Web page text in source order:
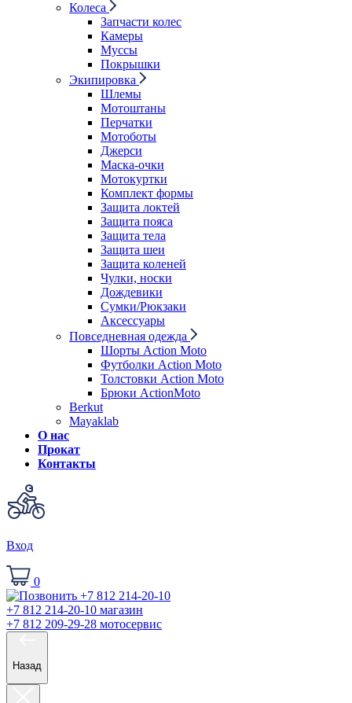
Колеса
Запчасти колес
Камеры
Муссы
Покрышки
Экипировка
Шлемы
Мотоштаны
Перчатки
Мотоботы
Джерси
Маска-очки
Мотокуртки
Комплект формы
Защита локтей
Защита пояса
Защита тела
Защита шеи
Защита коленей
Чулки, носки
Дождевики
Сумки/Рюкзаки
Аксессуары
Повседневная одежда
Шорты Action Moto
Футболки Action Moto
Толстовки Action Moto
Брюки ActionMoto
Berkut
Mayaklab
О нас
Прокат
Контакты
Вход
0
+7 812 214-20-10 магазин
+7 812 209-29-28 мотосервис
Назад